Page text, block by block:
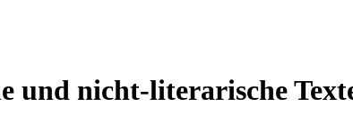
und nicht-literarische